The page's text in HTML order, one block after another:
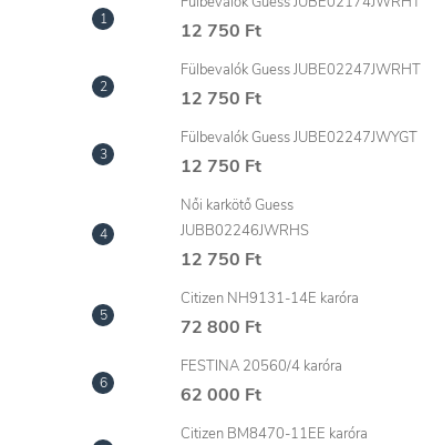
12 750 Ft
Fülbevalók Guess JUBE02247JWRHT
12 750 Ft
Fülbevalók Guess JUBE02247JWYGT
12 750 Ft
Női karkötő Guess
JUBB02246JWRHS
12 750 Ft
Citizen NH9131-14E karóra
72 800 Ft
FESTINA 20560/4 karóra
62 000 Ft
Citizen BM8470-11EE karóra